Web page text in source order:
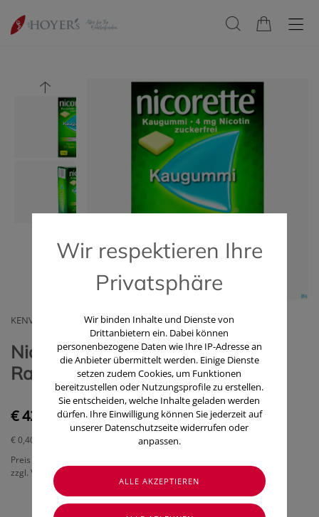
KENVUE AUSTRIA GMBH
Nicorette/classic Kaugummi Z
Raucherentw 4mg 105 Stück
€ 42,45
€ 0,40
Preis inkl. MwSt.
zzgl. Versandkosten
Wir respektieren Ihre
Privatsphäre
Wir binden Inhalte und Dienste von
Drittanbietern ein. Dabei können
personenbezogene Daten wie Ihre IP-Adresse an
die Anbieter übermittelt werden. Einige Dienste
setzen zudem Cookies, um Funktionen
bereitzustellen oder Nutzungsprofile zu erstellen.
Sie entscheiden, welche Inhalte geladen werden
dürfen. Ihre Einwilligung können Sie jederzeit auf
unserer Datenschutzseite widerrufen oder
anpassen.